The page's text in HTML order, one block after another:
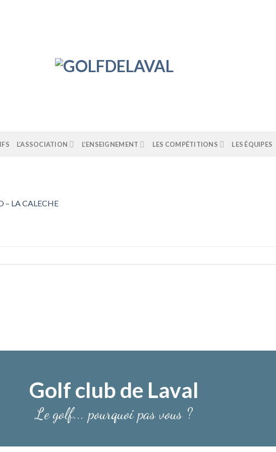
L’ASSOCIATION L’ENSEIGNEMENT LES COMPÉTITIONS LES ÉQUIPES
– LA CALECHE
Golf club de Laval
Le golf... pourquoi pas vous ?